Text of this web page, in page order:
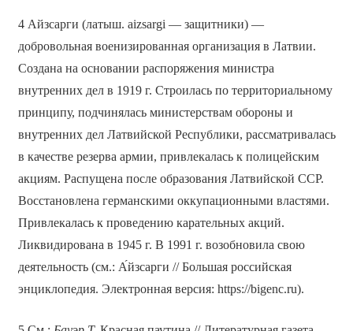
4 Айзсарги (латыш. aizsargi — защитники) —
добровольная военизированная организация в Латвии.
Создана на основании распоряжения министра
внутренних дел в 1919 г. Строилась по территориальному
принципу, подчинялась министерствам обороны и
внутренних дел Латвийской Республики, рассматривалась
в качестве резерва армии, привлекалась к полицейским
акциям. Распущена после образования Латвийской ССР.
Восстановлена германскими оккупационными властями.
Привлекалась к проведению карательных акций.
Ликвидирована в 1945 г. В 1991 г. возобновила свою
деятельность (см.: А́йзсарги // Большая российская
энциклопедия. Электронная версия: https://bigenc.ru).